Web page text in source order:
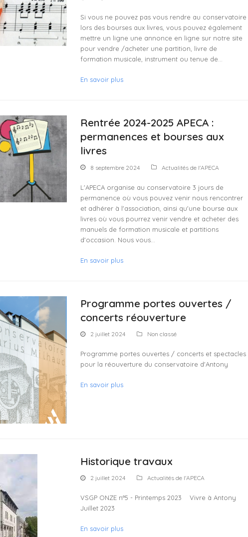
Si vous ne pouvez pas vous rendre au conservatoire
lors des bourses aux livres, vous pouvez également
mettre un ligne une annonce en ligne sur notre site
pour vendre /acheter une partition, livre de
formation musicale, instrument ou tenue de…
En savoir plus
Rentrée 2024-2025 APECA :
permanences et bourses aux
livres
8 septembre 2024 Actualités de l'APECA
L'APECA organise au conservatoire 3 jours de
permanence où vous pouvez venir nous rencontrer
et adhérer à l'association, ainsi qu'une bourse aux
livres où vous pourrez venir vendre et acheter des
manuels de formation musicale et partitions
d'occasion. Nous vous…
En savoir plus
Programme portes ouvertes /
concerts réouverture
2 juillet 2024 Non classé
Programme portes ouvertes / concerts et spectacles
pour la réouverture du conservatoire d'Antony
En savoir plus
Historique travaux
2 juillet 2024 Actualités de l'APECA
VSGP ONZE n°5 - Printemps 2023 Vivre à Antony
Juillet 2023
En savoir plus